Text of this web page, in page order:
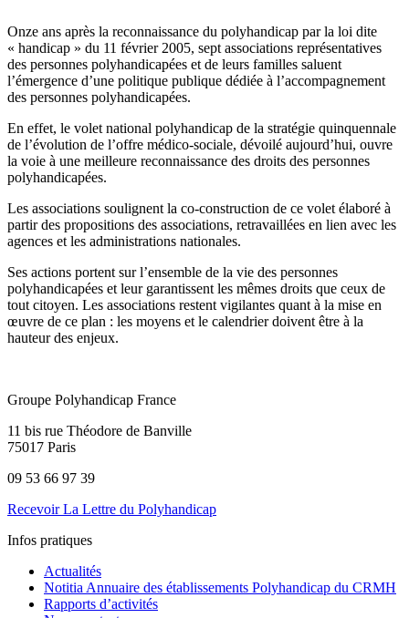
Onze ans après la reconnaissance du polyhandicap par la loi dite
« handicap » du 11 février 2005, sept associations représentatives
des personnes polyhandicapées et de leurs familles saluent
l’émergence d’une politique publique dédiée à l’accompagnement
des personnes polyhandicapées.
En effet, le volet national polyhandicap de la stratégie quinquennale
de l’évolution de l’offre médico-sociale, dévoilé aujourd’hui, ouvre
la voie à une meilleure reconnaissance des droits des personnes
polyhandicapées.
Les associations soulignent la co-construction de ce volet élaboré à
partir des propositions des associations, retravaillées en lien avec les
agences et les administrations nationales.
Ses actions portent sur l’ensemble de la vie des personnes
polyhandicapées et leur garantissent les mêmes droits que ceux de
tout citoyen. Les associations restent vigilantes quant à la mise en
œuvre de ce plan : les moyens et le calendrier doivent être à la
hauteur des enjeux.
Groupe Polyhandicap France
11 bis rue Théodore de Banville
75017 Paris
09 53 66 97 39
Recevoir La Lettre du Polyhandicap
Infos pratiques
Actualités
Notitia Annuaire des établissements Polyhandicap du CRMH
Rapports d’activités